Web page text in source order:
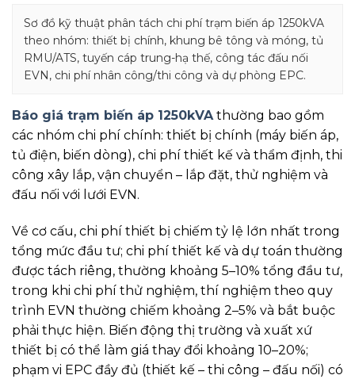
Sơ đồ kỹ thuật phân tách chi phí trạm biến áp 1250kVA
theo nhóm: thiết bị chính, khung bê tông và móng, tủ
RMU/ATS, tuyến cáp trung-hạ thế, công tác đấu nối
EVN, chi phí nhân công/thi công và dự phòng EPC.
Báo giá trạm biến áp 1250kVAthường bao gồm
các nhóm chi phí chính: thiết bị chính (máy biến áp,
tủ điện, biến dòng), chi phí thiết kế và thẩm định, thi
công xây lắp, vận chuyển – lắp đặt, thử nghiệm và
đấu nối với lưới EVN.
Về cơ cấu, chi phí thiết bị chiếm tỷ lệ lớn nhất trong
tổng mức đầu tư; chi phí thiết kế và dự toán thường
được tách riêng, thường khoảng 5–10% tổng đầu tư,
trong khi chi phí thử nghiệm, thí nghiệm theo quy
trình EVN thường chiếm khoảng 2–5% và bắt buộc
phải thực hiện. Biến động thị trường và xuất xứ
thiết bị có thể làm giá thay đổi khoảng 10–20%;
phạm vi EPC đầy đủ (thiết kế – thi công – đấu nối) có